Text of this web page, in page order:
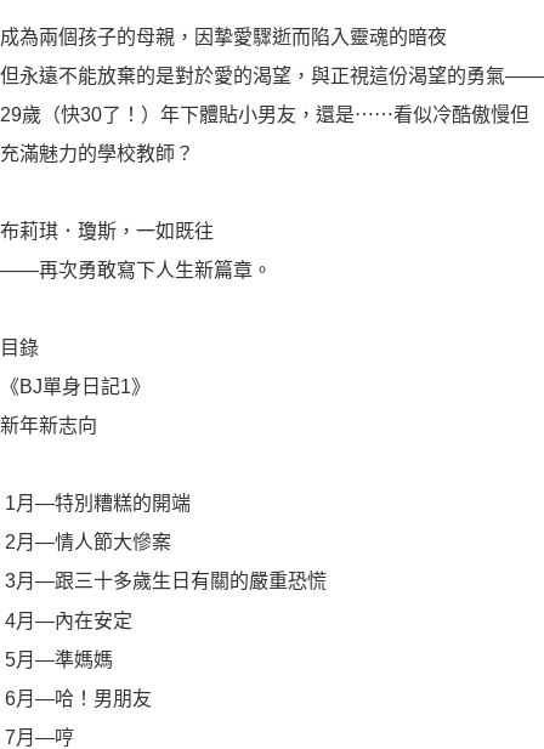
成為兩個孩子的母親，因摯愛驟逝而陷入靈魂的暗夜
但永遠不能放棄的是對於愛的渴望，與正視這份渴望的勇氣——
29歲（快30了！）年下體貼小男友，還是⋯⋯看似冷酷傲慢但
充滿魅力的學校教師？
布莉琪．瓊斯，一如既往
——再次勇敢寫下人生新篇章。
目錄
《BJ單身日記1》
新年新志向
1月—特別糟糕的開端
2月—情人節大慘案
3月—跟三十多歲生日有關的嚴重恐慌
4月—內在安定
5月—準媽媽
6月—哈！男朋友
7月—哼